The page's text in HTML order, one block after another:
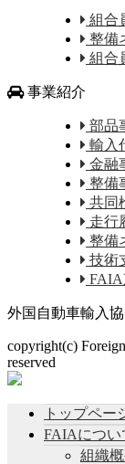
組合
整備
組合
事業紹介
部品
輸入
金融
整備
共同
走行
整備
技術
FAIA
外国自動車輸入
copyright(c)
reserved
トップペー
FAIAについ
組織